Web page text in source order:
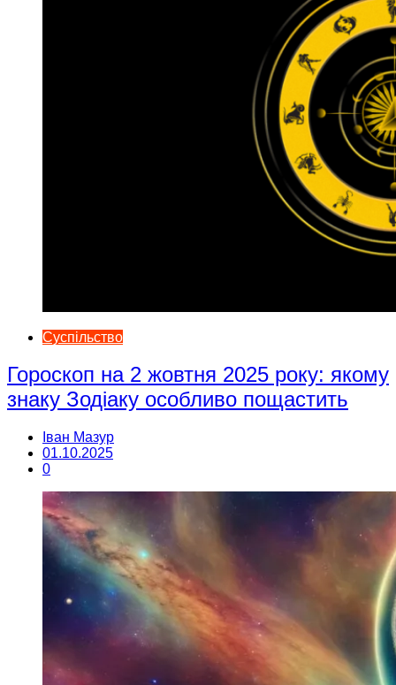
Суспільство
Гороскоп на 2 жовтня 2025 року: якому
знаку Зодіаку особливо пощастить
Іван Мазур
01.10.2025
0